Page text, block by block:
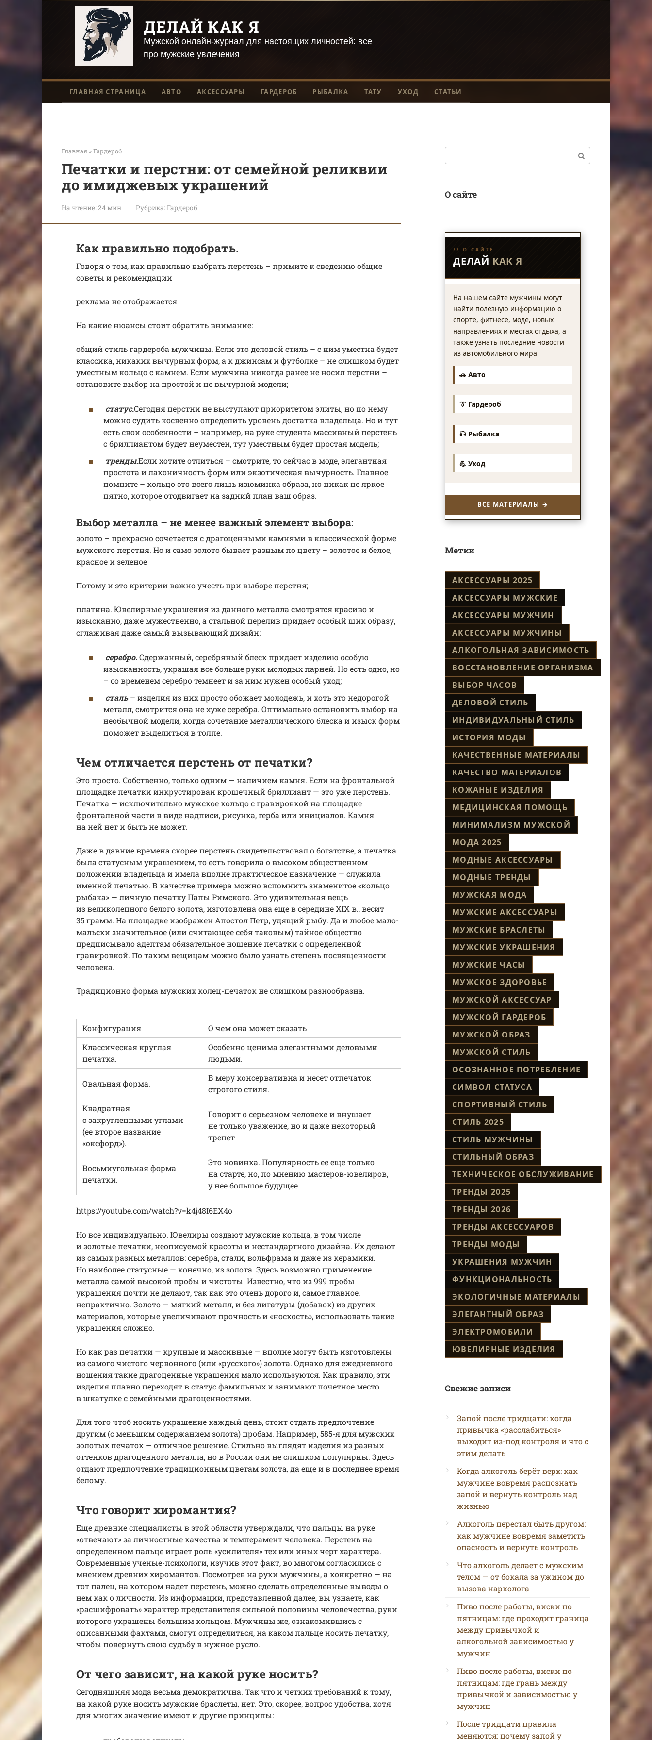
ДЕЛАЙ КАК Я
Мужской онлайн-журнал для настоящих личностей: все
про мужские увлечения
ГЛАВНАЯ СТРАНИЦА АВТО АКСЕССУАРЫ ГАРДЕРОБ РЫБАЛКА ТАТУ УХОД СТАТЬИ
Главная »Гардероб
Печатки и перстни: от семейной реликвии
до имиджевых украшений
На чтение:24 мин Рубрика:Гардероб
Как правильно подобрать.
Говоря о том, как правильно выбрать перстень – примите к сведению общие
советы и рекомендации
реклама не отображается
На какие нюансы стоит обратить внимание:
общий стиль гардероба мужчины. Если это деловой стиль – с ним уместна будет
классика, никаких вычурных форм, а к джинсам и футболке – не слишком будет
уместным кольцо с камнем. Если мужчина никогда ранее не носил перстни –
остановите выбор на простой и не вычурной модели;
статус.Сегодня перстни не выступают приоритетом элиты, но по нему
можно судить косвенно определить уровень достатка владельца. Но и тут
есть свои особенности – например, на руке студента массивный перстень
с бриллиантом будет неуместен, тут уместным будет простая модель;
тренды.Если хотите отлиться – смотрите, то сейчас в моде, элегантная
простота и лаконичность форм или экзотическая вычурность. Главное
помните – кольцо это всего лишь изюминка образа, но никак не яркое
пятно, которое отодвигает на задний план ваш образ.
Выбор металла – не менее важный элемент выбора:
золото – прекрасно сочетается с драгоценными камнями в классической форме
мужского перстня. Но и само золото бывает разным по цвету – золотое и белое,
красное и зеленое
Потому и это критерии важно учесть при выборе перстня;
платина. Ювелирные украшения из данного металла смотрятся красиво и
изысканно, даже мужественно, а стальной перелив придает особый шик образу,
сглаживая даже самый вызывающий дизайн;
серебро.Сдержанный, серебряный блеск придает изделию особую
изысканность, украшая все больше руки молодых парней. Но есть одно, но
– со временем серебро темнеет и за ним нужен особый уход;
сталь– изделия из них просто обожает молодежь, и хоть это недорогой
металл, смотрится она не хуже серебра. Оптимально остановить выбор на
необычной модели, когда сочетание металлического блеска и изыск форм
поможет выделиться в толпе.
Чем отличается перстень от печатки?
Это просто. Собственно, только одним — наличием камня. Если на фронтальной
площадке печатки инкрустирован крошечный бриллиант — это уже перстень.
Печатка — исключительно мужское кольцо с гравировкой на площадке
фронтальной части в виде надписи, рисунка, герба или инициалов. Камня
на ней нет и быть не может.
Даже в давние времена скорее перстень свидетельствовал о богатстве, а печатка
была статусным украшением, то есть говорила о высоком общественном
положении владельца и имела вполне практическое назначение — служила
именной печатью. В качестве примера можно вспомнить знаменитое «кольцо
рыбака» — личную печатку Папы Римского. Это удивительная вещь
из великолепного белого золота, изготовлена она еще в середине XIX в., весит
35 грамм. На площадке изображен Апостол Петр, удящий рыбу. Да и любое мало-
мальски значительное (или считающее себя таковым) тайное общество
предписывало адептам обязательное ношение печатки с определенной
гравировкой. По таким вещицам можно было узнать степень посвященности
человека.
Традиционно форма мужских колец-печаток не слишком разнообразна.
Конфигурация
О чем она может сказать
Классическая круглая
печатка.
Особенно ценима элегантными деловыми
людьми.
Овальная форма.
В меру консервативна и несет отпечаток
строгого стиля.
Квадратная
с закругленными углами
(ее второе название
«оксфорд»).
Говорит о серьезном человеке и внушает
не только уважение, но и даже некоторый
трепет
Восьмиугольная форма
печатки.
Это новинка. Популярность ее еще только
на старте, но, по мнению мастеров-ювелиров,
у нее большое будущее.
https://youtube.com/watch?v=k4j48I6EX4o
Но все индивидуально. Ювелиры создают мужские кольца, в том числе
и золотые печатки, неописуемой красоты и нестандартного дизайна. Их делают
из самых разных металлов: серебра, стали, вольфрама и даже из керамики.
Но наиболее статусные — конечно, из золота. Здесь возможно применение
металла самой высокой пробы и чистоты. Известно, что из 999 пробы
украшения почти не делают, так как это очень дорого и, самое главное,
непрактично. Золото — мягкий металл, и без лигатуры (добавок) из других
материалов, которые увеличивают прочность и «носкость», использовать такие
украшения сложно.
Но как раз печатки — крупные и массивные — вполне могут быть изготовлены
из самого чистого червонного (или «русского») золота. Однако для ежедневного
ношения такие драгоценные украшения мало используются. Как правило, эти
изделия плавно переходят в статус фамильных и занимают почетное место
в шкатулке с семейными драгоценностями.
Для того чтоб носить украшение каждый день, стоит отдать предпочтение
другим (с меньшим содержанием золота) пробам. Например, 585-я для мужских
золотых печаток — отличное решение. Стильно выглядят изделия из разных
оттенков драгоценного металла, но в России они не слишком популярны. Здесь
отдают предпочтение традиционным цветам золота, да еще и в последнее время
белому.
Что говорит хиромантия?
Еще древние специалисты в этой области утверждали, что пальцы на руке
«отвечают» за личностные качества и темперамент человека. Перстень на
определенном пальце играет роль «усилителя» тех или иных черт характера.
Современные ученые-психологи, изучив этот факт, во многом согласились с
мнением древних хиромантов. Посмотрев на руки мужчины, а конкретно — на
тот палец, на котором надет перстень, можно сделать определенные выводы о
нем как о личности. Из информации, представленной далее, вы узнаете, как
«расшифровать» характер представителя сильной половины человечества, руки
которого украшены большим кольцом. Мужчины же, ознакомившись с
описанными фактами, смогут определиться, на каком пальце носить печатку,
чтобы повернуть свою судьбу в нужное русло.
От чего зависит, на какой руке носить?
Сегодняшняя мода весьма демократична. Так что и четких требований к тому,
на какой руке носить мужские браслеты, нет. Это, скорее, вопрос удобства, хотя
для многих значение имеют и другие принципы:
О сайте
// О САЙТЕ
ДЕЛАЙ КАК Я
На нашем сайте мужчины могут
найти полезную информацию о
спорте, фитнесе, моде, новых
направлениях и местах отдыха, а
также узнать последние новости
из автомобильного мира.
🚗 Авто
👔 Гардероб
🎣 Рыбалка
💪 Уход
ВСЕ МАТЕРИАЛЫ →
Метки
АКСЕССУАРЫ 2025
АКСЕССУАРЫ МУЖСКИЕ
АКСЕССУАРЫ МУЖЧИН
АКСЕССУАРЫ МУЖЧИНЫ
АЛКОГОЛЬНАЯ ЗАВИСИМОСТЬ
ВОССТАНОВЛЕНИЕ ОРГАНИЗМА
ВЫБОР ЧАСОВ
ДЕЛОВОЙ СТИЛЬ
ИНДИВИДУАЛЬНЫЙ СТИЛЬ
ИСТОРИЯ МОДЫ
КАЧЕСТВЕННЫЕ МАТЕРИАЛЫ
КАЧЕСТВО МАТЕРИАЛОВ
КОЖАНЫЕ ИЗДЕЛИЯ
МЕДИЦИНСКАЯ ПОМОЩЬ
МИНИМАЛИЗМ МУЖСКОЙ
МОДА 2025
МОДНЫЕ АКСЕССУАРЫ
МОДНЫЕ ТРЕНДЫ
МУЖСКАЯ МОДА
МУЖСКИЕ АКСЕССУАРЫ
МУЖСКИЕ БРАСЛЕТЫ
МУЖСКИЕ УКРАШЕНИЯ
МУЖСКИЕ ЧАСЫ
МУЖСКОЕ ЗДОРОВЬЕ
МУЖСКОЙ АКСЕССУАР
МУЖСКОЙ ГАРДЕРОБ
МУЖСКОЙ ОБРАЗ
МУЖСКОЙ СТИЛЬ
ОСОЗНАННОЕ ПОТРЕБЛЕНИЕ
СИМВОЛ СТАТУСА
СПОРТИВНЫЙ СТИЛЬ
СТИЛЬ 2025
СТИЛЬ МУЖЧИНЫ
СТИЛЬНЫЙ ОБРАЗ
ТЕХНИЧЕСКОЕ ОБСЛУЖИВАНИЕ
ТРЕНДЫ 2025
ТРЕНДЫ 2026
ТРЕНДЫ АКСЕССУАРОВ
ТРЕНДЫ МОДЫ
УКРАШЕНИЯ МУЖЧИН
ФУНКЦИОНАЛЬНОСТЬ
ЭКОЛОГИЧНЫЕ МАТЕРИАЛЫ
ЭЛЕГАНТНЫЙ ОБРАЗ
ЭЛЕКТРОМОБИЛИ
ЮВЕЛИРНЫЕ ИЗДЕЛИЯ
Свежие записи
Запой после тридцати: когда
привычка «расслабиться»
выходит из-под контроля и что с
этим делать
Когда алкоголь берёт верх: как
мужчине вовремя распознать
запой и вернуть контроль над
жизнью
Алкоголь перестал быть другом:
как мужчине вовремя заметить
опасность и вернуть контроль
Что алкоголь делает с мужским
телом — от бокала за ужином до
вызова нарколога
Пиво после работы, виски по
пятницам: где проходит граница
между привычкой и
алкогольной зависимостью у
мужчин
Пиво после работы, виски по
пятницам: где грань между
привычкой и зависимостью у
мужчин
После тридцати правила
меняются: почему запой у